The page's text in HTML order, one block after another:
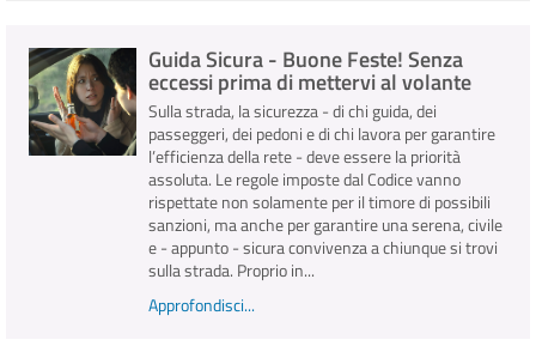
INFO E MEDIA
IN VIAGGIO
Guida Sicura - Buone Feste! Senza
eccessi prima di mettervi al volante
Sulla strada, la sicurezza - di chi guida, dei
passeggeri, dei pedoni e di chi lavora per garantire
l’efficienza della rete - deve essere la priorità
assoluta. Le regole imposte dal Codice vanno
rispettate non solamente per il timore di possibili
sanzioni, ma anche per garantire una serena, civile
e - appunto - sicura convivenza a chiunque si trovi
sulla strada. Proprio in...
Approfondisci...